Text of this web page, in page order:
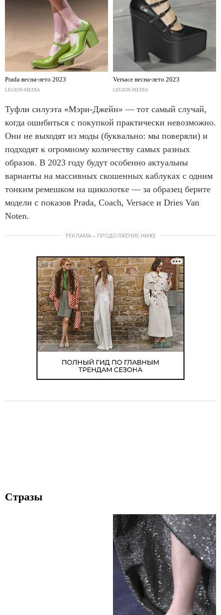
Prada весна-лето 2023
LEGION-MEDIA
Versace весна-лето 2023
LEGION-MEDIA
Туфли силуэта «Мэри-Джейн» — тот самый случай,
когда ошибиться с покупкой практически невозможно.
Они не выходят из моды (буквально: мы поверяли) и
подходят к огромному количеству самых разных
образов. В 2023 году будут особенно актуальны
варианты на массивных скошенных каблуках с одним
тонким ремешком на щиколотке — за образец берите
модели с показов Prada, Coach, Versace и Dries Van
Noten.
РЕКЛАМА – ПРОДОЛЖЕНИЕ НИЖЕ
Стразы